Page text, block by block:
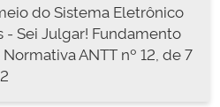
do Sistema Eletrônico
- Sei Julgar! Fundamento
ANTT nº 12, de 7